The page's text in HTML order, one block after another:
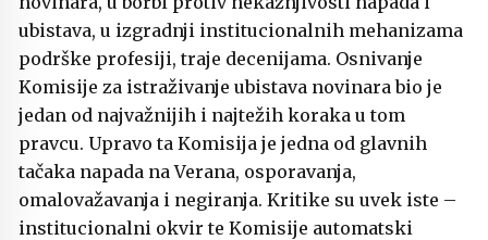
ubistava, u izgradnji institucionalnih mehanizama
podrške profesiji, traje decenijama. Osnivanje
Komisije za istraživanje ubistava novinara bio je
jedan od najvažnijih i najtežih koraka u tom
pravcu. Upravo ta Komisija je jedna od glavnih
tačaka napada na Verana, osporavanja,
omalovažavanja i negiranja. Kritike su uvek iste –
institucionalni okvir te Komisije automatski